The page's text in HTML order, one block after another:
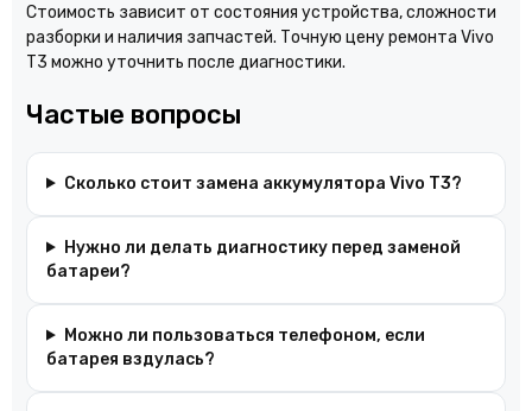
Стоимость зависит от состояния устройства, сложности
разборки и наличия запчастей. Точную цену ремонта Vivo
T3 можно уточнить после диагностики.
Частые вопросы
Сколько стоит замена аккумулятора Vivo T3?
Нужно ли делать диагностику перед заменой
батареи?
Можно ли пользоваться телефоном, если
батарея вздулась?